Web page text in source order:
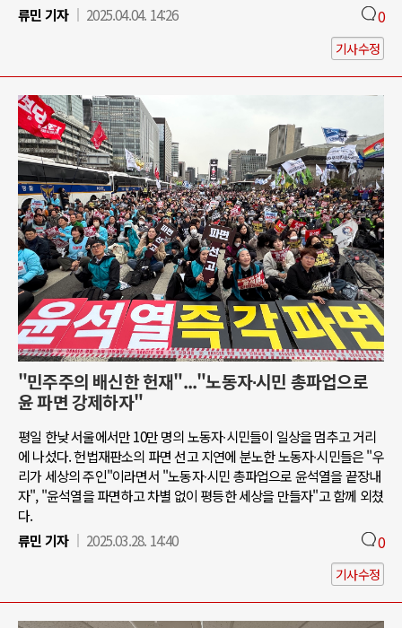
류민 기자
2025.04.04. 14:26 0
기사수정
"민주주의 배신한 헌재"..."노동자∙시민 총파업으로
윤 파면 강제하자"
평일 한낮 서울에서만 10만 명의 노동자∙시민들이 일상을 멈추고 거리
에 나섰다. 헌법재판소의 파면 선고 지연에 분노한 노동자∙시민들은 "우
리가 세상의 주인"이라면서 "노동자∙시민 총파업으로 윤석열을 끝장내
자", "윤석열을 파면하고 차별 없이 평등한 세상을 만들자"고 함께 외쳤
다.
류민 기자
2025.03.28. 14:40 0
기사수정